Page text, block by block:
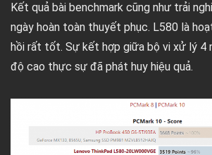
Kết quả bài benchmark cũng như trải
ngày hoàn toàn thuyết phục. L580 là
hồi rất tốt. Sự kết hợp giữa bộ vi xử lý 4
độ cao thực sự đã phát huy hiệu quả.